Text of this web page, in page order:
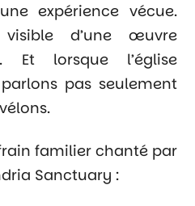
expérience vécue.
visible d’une œuvre
Et lorsque l’église
pas seulement
familier chanté par
Sanctuary :